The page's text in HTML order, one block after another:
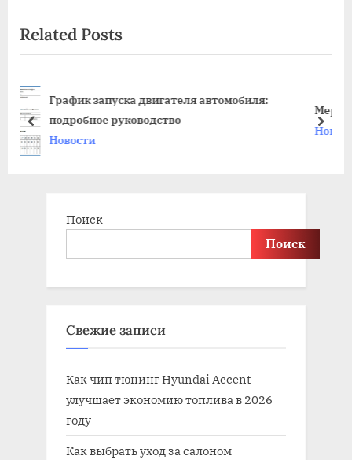
o
u
P
o
s
t
P
Related Posts
Меры безопасности в автомобиле при
Новости
prev next
Поиск
Поиск
Свежие записи
Как чип тюнинг Hyundai Accent
улучшает экономию топлива в 2026
году
Как выбрать уход за салоном